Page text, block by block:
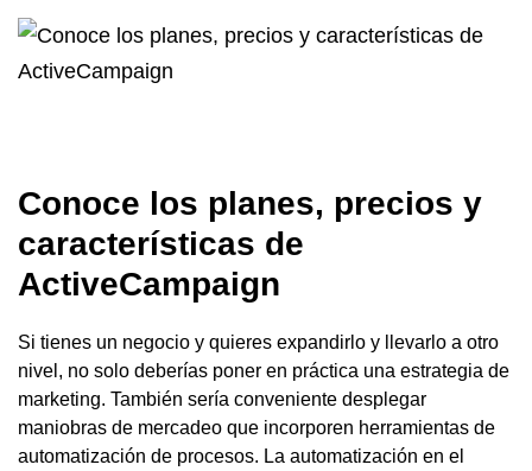
Conoce los planes, precios y
características de
ActiveCampaign
Si tienes un negocio y quieres expandirlo y llevarlo a otro
nivel, no solo deberías poner en práctica una estrategia de
marketing. También sería conveniente desplegar
maniobras de mercadeo que incorporen herramientas de
automatización de procesos. La automatización en el